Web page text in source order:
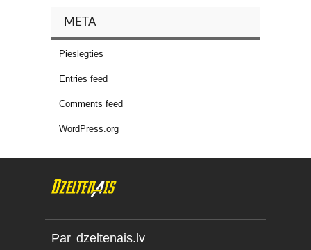
META
Pieslēgties
Entries feed
Comments feed
WordPress.org
Par dzeltenais.lv